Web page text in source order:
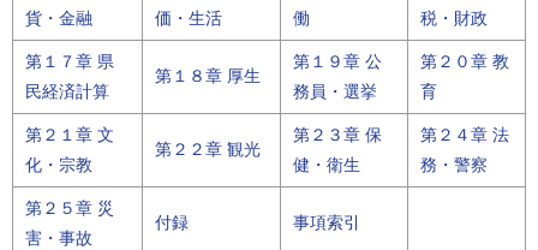
貨・金融
価・生活
働
税・財政
第１７章 県
民経済計算
第１８章 厚生
第１９章 公
務員・選挙
第２０章 教
育
第２１章 文
化・宗教
第２２章 観光
第２３章 保
健・衛生
第２４章 法
務・警察
第２５章 災
害・事故
付録 事項索引